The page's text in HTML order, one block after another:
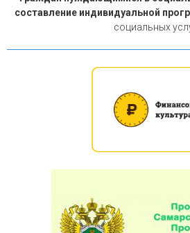
составление индивидуальной
социальных